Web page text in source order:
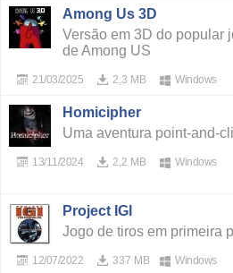
Among Us 3D
Versão em 3D do popular
de Among US
2,3 MB
21/03/2025 Windows
Homicipher
Uma aventura point-and-
2,2 MB
13/11/2024 Windows
Project IGI
Jogo de tiros em primeira
337 MB
12/07/2022 Windows